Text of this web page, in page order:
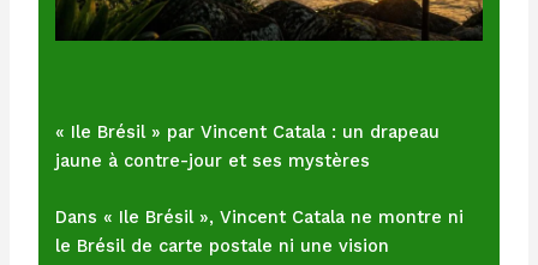
« Ile Brésil » par Vincent Catala : un drapeau
jaune à contre-jour et ses mystères
Dans « Ile Brésil », Vincent Catala ne montre ni
le Brésil de carte postale ni une vision